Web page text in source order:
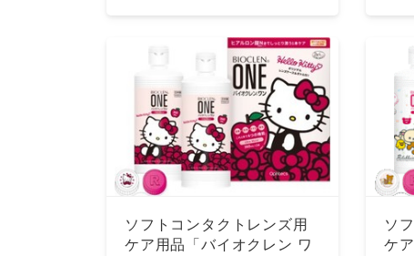
ソフトコンタクトレンズ用
ケア用品「バイオクレン ワ
ソ
ケ